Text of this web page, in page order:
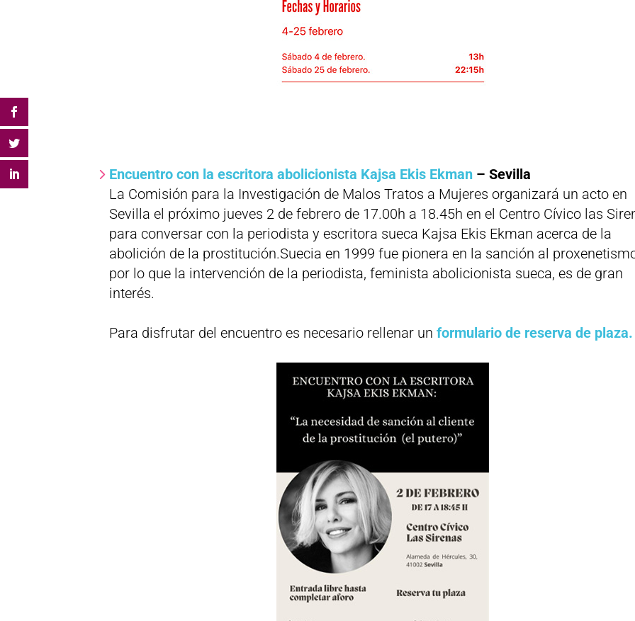
Encuentro con la escritora abolicionista Kajsa Ekis Ekman – Sevilla
La Comisión para la Investigación de Malos Tratos a Mujeres organizará un acto en
Sevilla el próximo jueves 2 de febrero de 17.00h a 18.45h en el Centro Cívico las
para conversar con la periodista y escritora sueca Kajsa Ekis Ekman acerca de la
abolición de la prostitución.Suecia en 1999 fue pionera en la sanción al
por lo que la intervención de la periodista, feminista abolicionista sueca, es de gran
interés.
Para disfrutar del encuentro es necesario rellenar unformulario de reserva de plaza.